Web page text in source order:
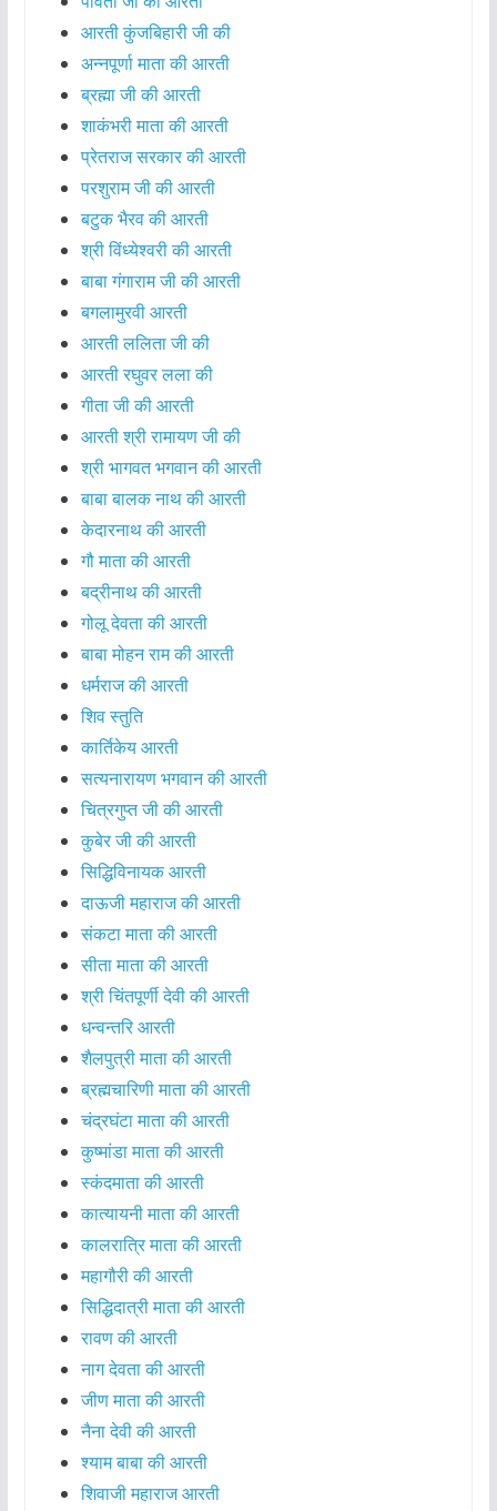
आरती कुंजबिहारी जी की
अन्नपूर्णा माता की आरती
ब्रह्मा जी की आरती
शाकंभरी माता की आरती
प्रेतराज सरकार की आरती
परशुराम जी की आरती
बटुक भैरव की आरती
श्री विंध्येश्वरी की आरती
बाबा गंगाराम जी की आरती
बगलामुरवी आरती
आरती ललिता जी की
आरती रघुवर लला की
गीता जी की आरती
आरती श्री रामायण जी की
श्री भागवत भगवान की आरती
बाबा बालक नाथ की आरती
केदारनाथ की आरती
गौ माता की आरती
बद्रीनाथ की आरती
गोलू देवता की आरती
बाबा मोहन राम की आरती
धर्मराज की आरती
शिव स्तुति
कार्तिकेय आरती
सत्यनारायण भगवान की आरती
चित्रगुप्त जी की आरती
कुबेर जी की आरती
सिद्धिविनायक आरती
दाऊजी महाराज की आरती
संकटा माता की आरती
सीता माता की आरती
श्री चिंतपूर्णी देवी की आरती
धन्वन्तरि आरती
शैलपुत्री माता की आरती
ब्रह्मचारिणी माता की आरती
चंद्रघंटा माता की आरती
कुष्मांडा माता की आरती
स्कंदमाता की आरती
कात्यायनी माता की आरती
कालरात्रि माता की आरती
महागौरी की आरती
सिद्धिदात्री माता की आरती
रावण की आरती
नाग देवता की आरती
जीण माता की आरती
नैना देवी की आरती
श्याम बाबा की आरती
शिवाजी महाराज आरती